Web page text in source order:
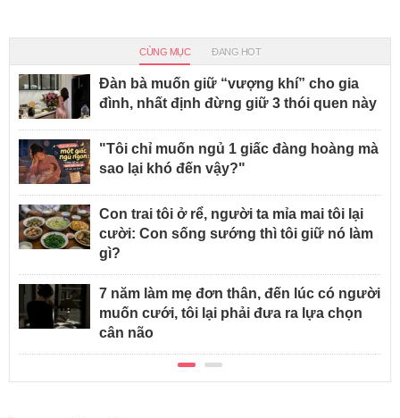
CÙNG MỤC ĐANG HOT
Đàn bà muốn giữ “vượng khí” cho gia
đình, nhất định đừng giữ 3 thói quen này
"Tôi chỉ muốn ngủ 1 giấc đàng hoàng mà
sao lại khó đến vậy?"
Con trai tôi ở rể, người ta mỉa mai tôi lại
cười: Con sống sướng thì tôi giữ nó làm
gì?
7 năm làm mẹ đơn thân, đến lúc có người
muốn cưới, tôi lại phải đưa ra lựa chọn
cân não